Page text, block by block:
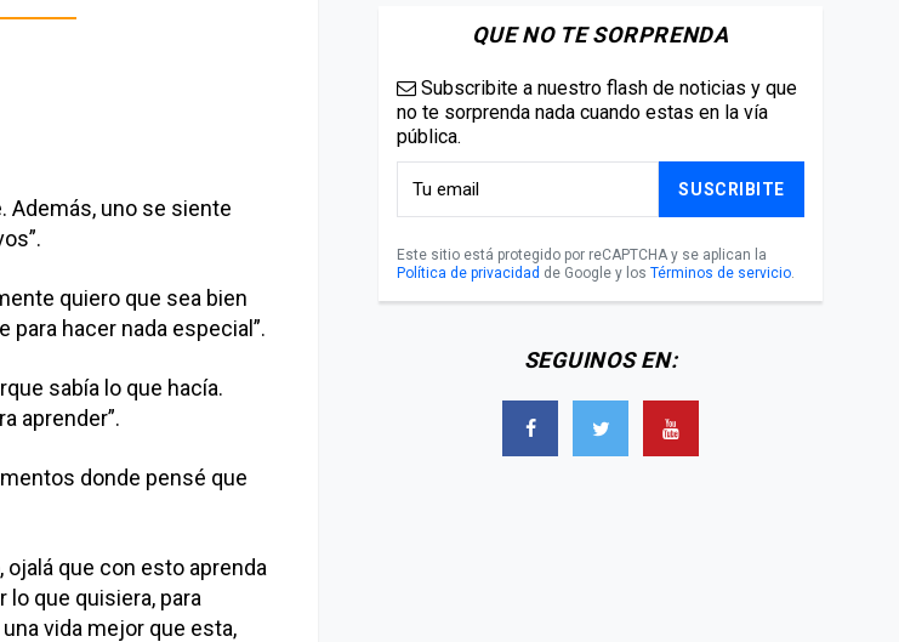
Además, uno se siente
quiero que sea bien
para hacer nada especial”.
sabía lo que hacía.
aprender”.
donde pensé que
ojalá que con esto aprenda
lo que quisiera, para
vida mejor que esta,
QUE NO TE SORPRENDA
Subscribite a nuestro flash de noticias y que
no te sorprenda nada cuando estas en la vía
pública.
SUSCRIBITE
Este sitio está protegido por reCAPTCHA y se aplican la
Política de privacidad de Google y los Términos de servicio.
SEGUINOS EN: